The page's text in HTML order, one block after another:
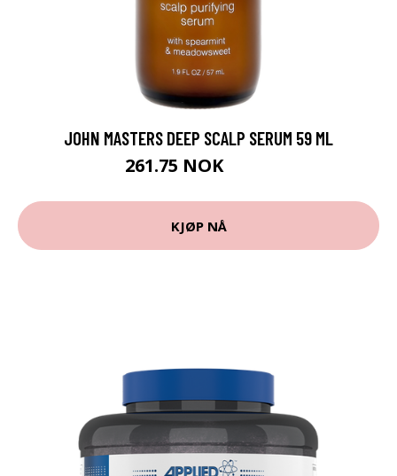
JOHN MASTERS DEEP SCALP SERUM 59 ML
261.75 NOK
KJØP NÅ